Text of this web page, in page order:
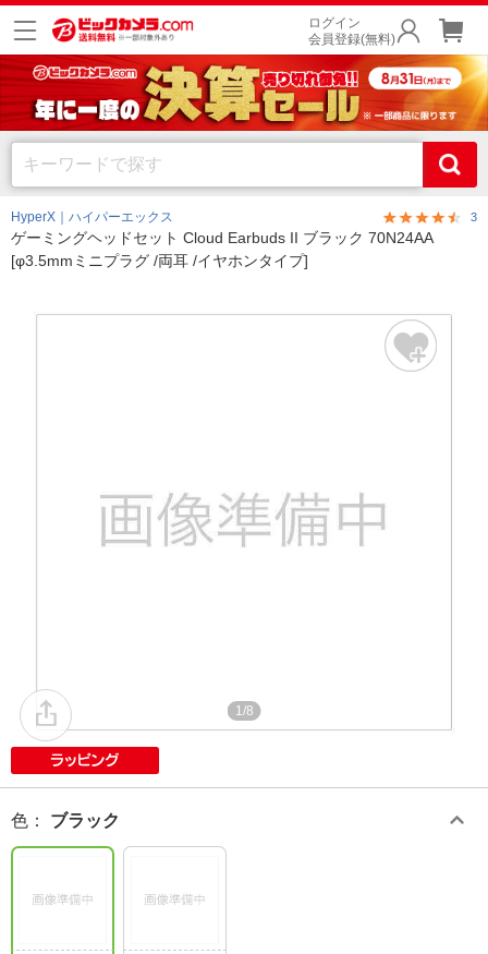
ログイン
会員登録(無料)
HyperX｜ハイパーエックス 3
ゲーミングヘッドセット Cloud Earbuds II ブラック 70N24AA
[φ3.5mmミニプラグ /両耳 /イヤホンタイプ]
1/8
色 ： ブラック